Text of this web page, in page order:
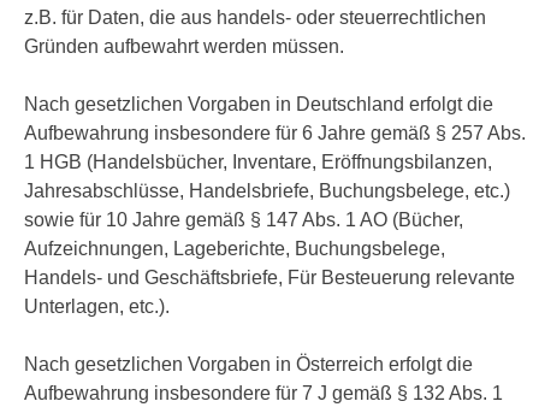
z.B. für Daten, die aus handels- oder steuerrechtlichen
Gründen aufbewahrt werden müssen.
Nach gesetzlichen Vorgaben in Deutschland erfolgt die
Aufbewahrung insbesondere für 6 Jahre gemäß § 257 Abs.
1 HGB (Handelsbücher, Inventare, Eröffnungsbilanzen,
Jahresabschlüsse, Handelsbriefe, Buchungsbelege, etc.)
sowie für 10 Jahre gemäß § 147 Abs. 1 AO (Bücher,
Aufzeichnungen, Lageberichte, Buchungsbelege,
Handels- und Geschäftsbriefe, Für Besteuerung relevante
Unterlagen, etc.).
Nach gesetzlichen Vorgaben in Österreich erfolgt die
Aufbewahrung insbesondere für 7 J gemäß § 132 Abs. 1